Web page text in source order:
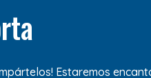
Estaremos